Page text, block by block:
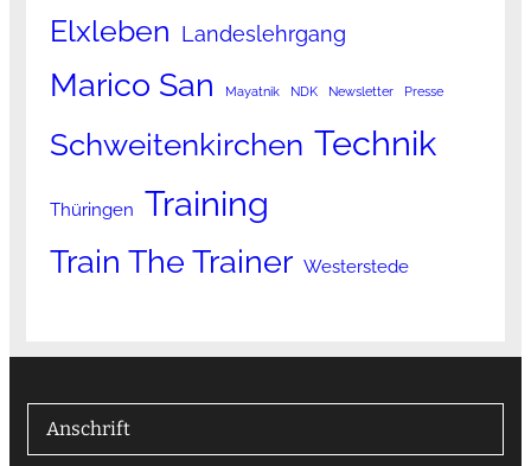
Elxleben Landeslehrgang
Marico San Mayatnik NDK Newsletter Presse
Schweitenkirchen Technik
Thüringen Training
Train The Trainer Westerstede
Anschrift